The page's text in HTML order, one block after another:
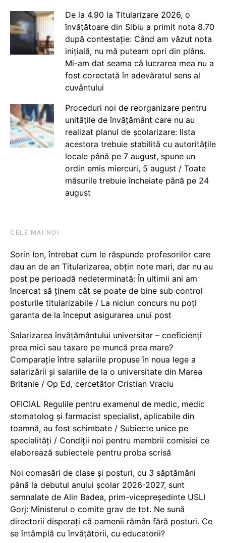
De la 4.90 la Titularizare 2026, o
învățătoare din Sibiu a primit nota 8.70
după contestație: Când am văzut nota
inițială, nu mă puteam opri din plâns.
Mi-am dat seama că lucrarea mea nu a
fost corectată în adevăratul sens al
cuvântului
Proceduri noi de reorganizare pentru
unitățile de învățământ care nu au
realizat planul de școlarizare: lista
acestora trebuie stabilită cu autoritățile
locale până pe 7 august, spune un
ordin emis miercuri, 5 august / Toate
măsurile trebuie încheiate până pe 24
august
CELE MAI NOI
Sorin Ion, întrebat cum le răspunde profesorilor care
dau an de an Titularizarea, obțin note mari, dar nu au
post pe perioadă nedeterminată: În ultimii ani am
încercat să ținem cât se poate de bine sub control
posturile titularizabile / La niciun concurs nu poți
garanta de la început asigurarea unui post
Salarizarea învățământului universitar – coeficienți
prea mici sau taxare pe muncă prea mare?
Comparație între salariile propuse în noua lege a
salarizării și salariile de la o universitate din Marea
Britanie / Op Ed, cercetător Cristian Vraciu
OFICIAL Regulile pentru examenul de medic, medic
stomatolog și farmacist specialist, aplicabile din
toamnă, au fost schimbate / Subiecte unice pe
specialități / Condiții noi pentru membrii comisiei ce
elaborează subiectele pentru proba scrisă
Noi comasări de clase și posturi, cu 3 săptămâni
până la debutul anului școlar 2026-2027, sunt
semnalate de Alin Badea, prim-vicepreședinte USLI
Gorj: Ministerul o comite grav de tot. Ne sună
directorii disperați că oamenii rămân fără posturi. Ce
se întâmplă cu învățătorii, cu educatorii?